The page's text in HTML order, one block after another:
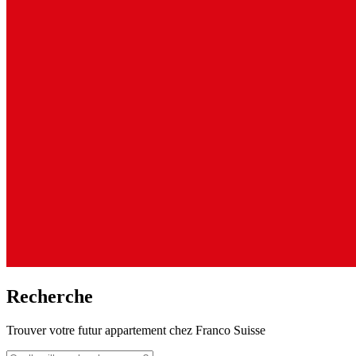
Recherche
Trouver votre futur appartement chez Franco Suisse